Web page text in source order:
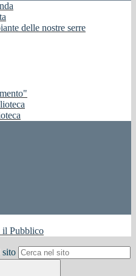
delle nostre serre
Pubblico
sito